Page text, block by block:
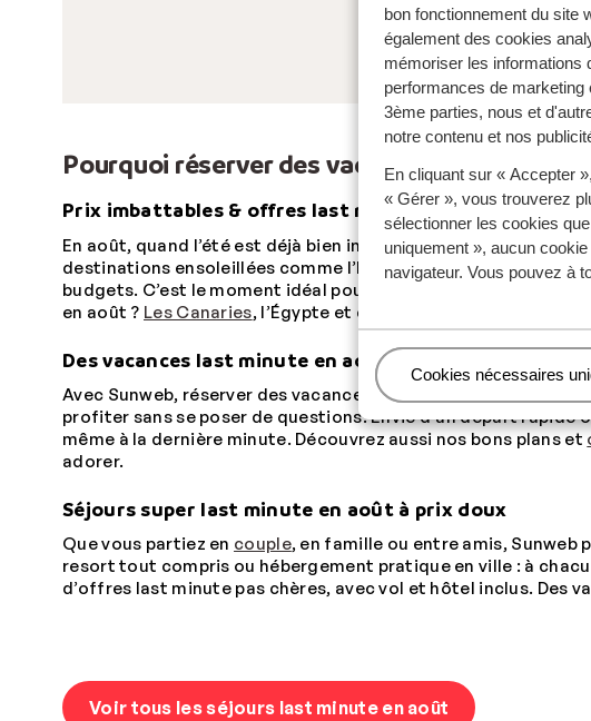
bon fonctionnement du site
également des cookies
mémoriser les informations
performances de
3ème parties, nous et
notre contenu et nos
En cliquant sur « Accepter
« Gérer », vous trouverez
sélectionner les cookies
uniquement », aucun
navigateur. Vous pouvez à
Gérer
Cookies nécessaires
Pourquoi réserver des vacances last minute
Prix imbattables & offres last minute d'août
En août, quand l’été est déjà bien installé, les vacances last
destinations ensoleillées comme l’Espagne, la Grèce ou la
budgets. C’est le moment idéal pour profiter d’une semaine
en août ? Les Canaries, l’Égypte et d’autres destinations
Des vacances last minute en août all-inclusive
Avec Sunweb, réserver des vacances last minute en août
profiter sans se poser de questions. Envie d’un départ rapide
même à la dernière minute. Découvrez aussi nos bons plans et
adorer.
Séjours super last minute en août à prix doux
Que vous partiez en couple, en famille ou entre amis, Sunweb
resort tout compris ou hébergement pratique en ville : à
d’offres last minute pas chères, avec vol et hôtel inclus. Des
Voir tous les séjours last minute en août